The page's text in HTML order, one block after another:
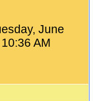
June
AM